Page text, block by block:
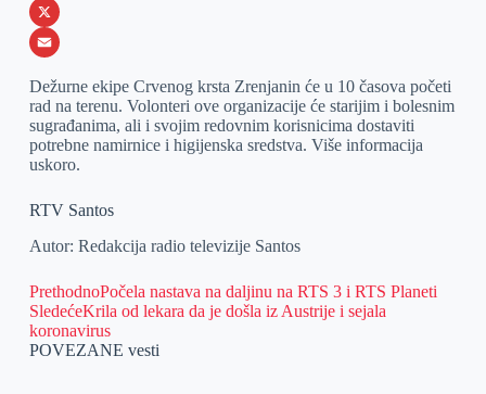
b
o
k
s
e
g
e
r
n
k
d
I
n
i
b
r
W
h
t
s
A
X
m
a
i
Dežurne ekipe Crvenog krsta Zrenjanin će u 10 časova početi
rad na terenu. Volonteri ove organizacije će starijim i bolesnim
sugrađanima, ali i svojim redovnim korisnicima dostaviti
potrebne namirnice i higijenska sredstva. Više informacija
uskoro.
RTV Santos
Autor: Redakcija radio televizije Santos
PrethodnoPočela nastava na daljinu na RTS 3 i RTS Planeti
SledećeKrila od lekara da je došla iz Austrije i sejala
koronavirus
POVEZANE vesti